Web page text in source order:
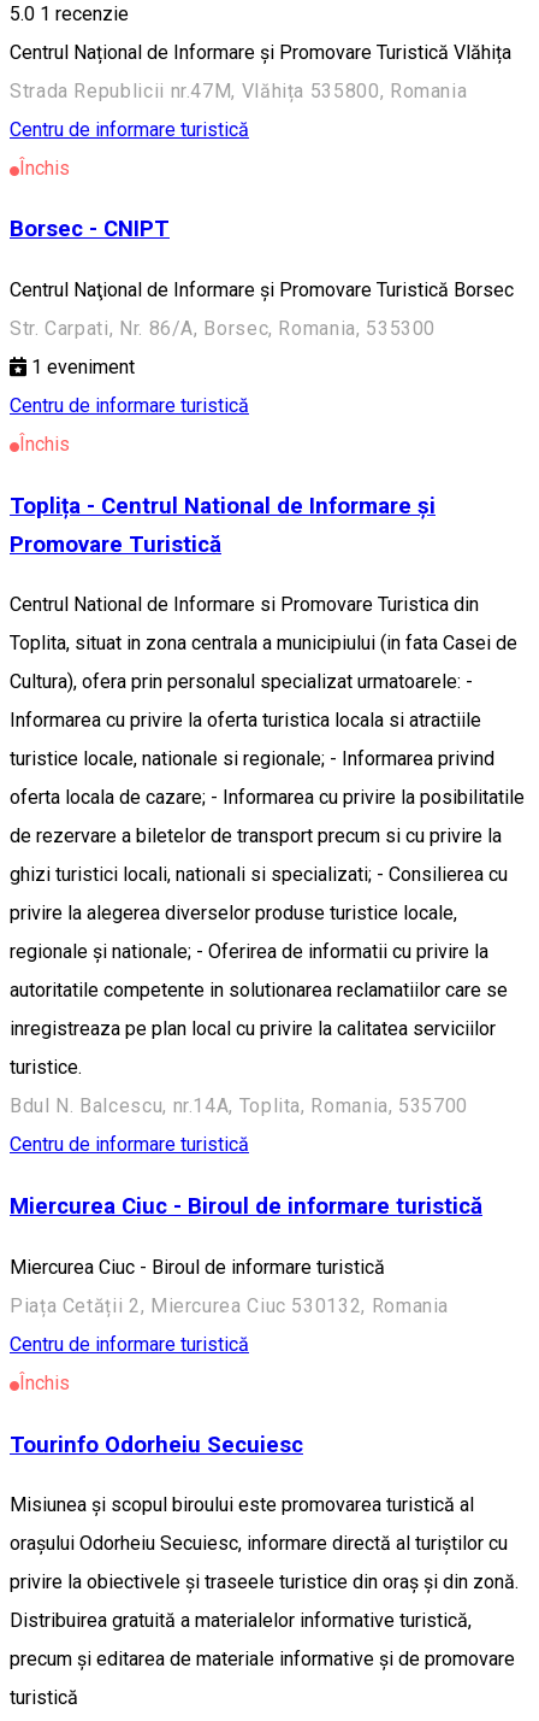
5.0 1 recenzie
Centrul Național de Informare și Promovare Turistică Vlăhița
Strada Republicii nr.47M, Vlăhița 535800, Romania
Centru de informare turistică
Închis
Borsec - CNIPT
Centrul Naţional de Informare şi Promovare Turistică Borsec
Str. Carpati, Nr. 86/A, Borsec, Romania, 535300
1 eveniment
Centru de informare turistică
Închis
Toplița - Centrul National de Informare și
Promovare Turistică
Centrul National de Informare si Promovare Turistica din
Toplita, situat in zona centrala a municipiului (in fata Casei de
Cultura), ofera prin personalul specializat urmatoarele: -
Informarea cu privire la oferta turistica locala si atractiile
turistice locale, nationale si regionale; - Informarea privind
oferta locala de cazare; - Informarea cu privire la posibilitatile
de rezervare a biletelor de transport precum si cu privire la
ghizi turistici locali, nationali si specializati; - Consilierea cu
privire la alegerea diverselor produse turistice locale,
regionale şi nationale; - Oferirea de informatii cu privire la
autoritatile competente in solutionarea reclamatiilor care se
inregistreaza pe plan local cu privire la calitatea serviciilor
turistice.
Bdul N. Balcescu, nr.14A, Toplita, Romania, 535700
Centru de informare turistică
Miercurea Ciuc - Biroul de informare turistică
Miercurea Ciuc - Biroul de informare turistică
Piața Cetății 2, Miercurea Ciuc 530132, Romania
Centru de informare turistică
Închis
Tourinfo Odorheiu Secuiesc
Misiunea și scopul biroului este promovarea turistică al
orașului Odorheiu Secuiesc, informare directă al turiștilor cu
privire la obiectivele și traseele turistice din oraș și din zonă.
Distribuirea gratuită a materialelor informative turistică,
precum și editarea de materiale informative şi de promovare
turistică